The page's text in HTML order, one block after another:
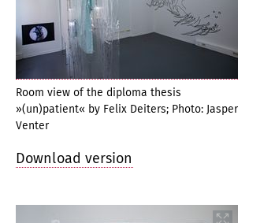
Room view of the diploma thesis
»(un)patient« by Felix Deiters; Photo: Jasper
Venter
Download version